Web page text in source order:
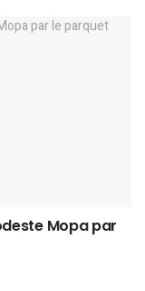
Mopa par